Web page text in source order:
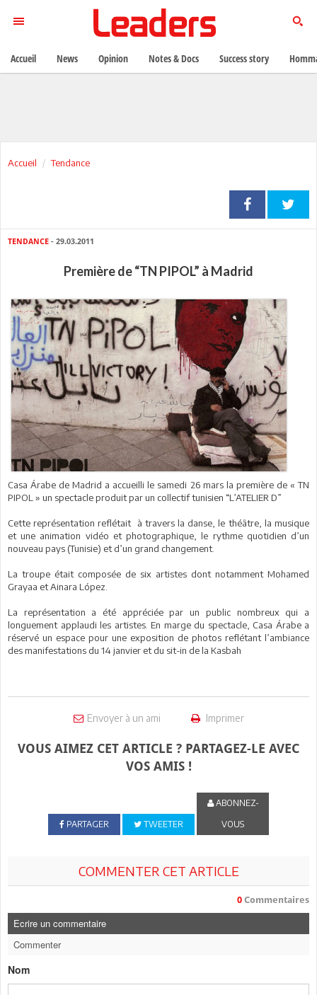
Accueil Tendance
TENDANCE - 29.03.2011
Première de “TN PIPOL” à Madrid
Casa Árabe de Madrid a accueilli le samedi 26 mars la première de « TN
PIPOL » un spectacle produit par un collectif tunisien “L’ATELIER D”
Cette représentation reflétait à travers la danse, le théâtre, la musique
et une animation vidéo et photographique, le rythme quotidien d’un
nouveau pays (Tunisie) et d’un grand changement.
La troupe était composée de six artistes dont notamment Mohamed
Grayaa et Ainara López.
La représentation a été appréciée par un public nombreux qui a
longuement applaudi les artistes. En marge du spectacle, Casa Árabe a
réservé un espace pour une exposition de photos reflétant l’ambiance
des manifestations du 14 janvier et du sit-in de la Kasbah
Envoyer à un ami Imprimer
VOUS AIMEZ CET ARTICLE ? PARTAGEZ-LE AVEC
VOS AMIS !
PARTAGER TWEETER
ABONNEZ-
VOUS
COMMENTER CET ARTICLE
0 Commentaires
Ecrire un commentaire
Commenter
Nom
Accueil News Opinion Notes & Docs Success story